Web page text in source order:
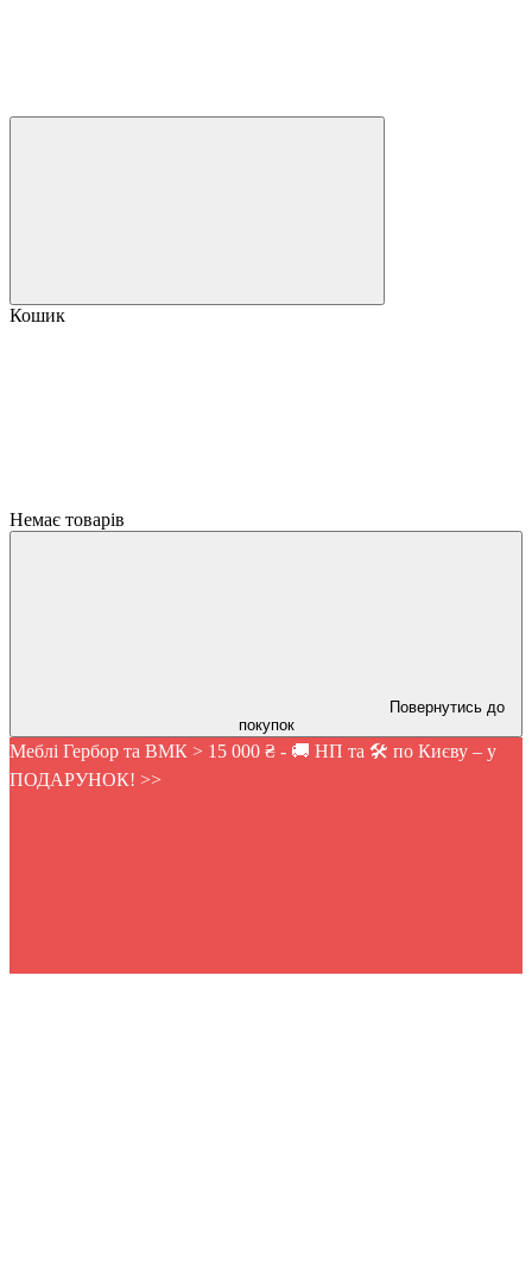
Кошик
Немає товарів
Повернутись до
покупок
Меблі Гербор та ВМК > 15 000 ₴ - 🚚 НП та 🛠️ по Києву – у
ПОДАРУНОК! >>